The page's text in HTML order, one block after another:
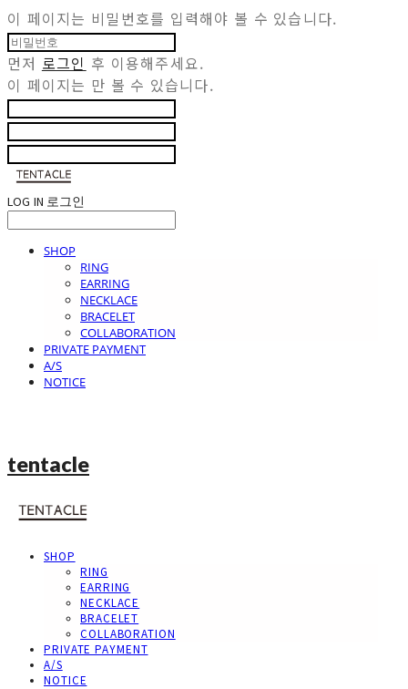
이 페이지는 비밀번호를 입력해야 볼 수 있습니다.
먼저 로그인 후 이용해주세요.
이 페이지는 만 볼 수 있습니다.
LOG IN 로그인
SHOP
RING
EARRING
NECKLACE
BRACELET
COLLABORATION
PRIVATE PAYMENT
A/S
NOTICE
tentacle
SHOP
RING
EARRING
NECKLACE
BRACELET
COLLABORATION
PRIVATE PAYMENT
A/S
NOTICE